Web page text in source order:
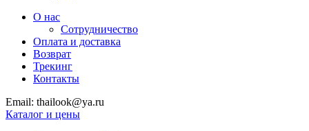
О нас
Сотрудничество
Оплата и доставка
Возврат
Трекинг
Контакты
Email: thailook@ya.ru
Каталог и цены